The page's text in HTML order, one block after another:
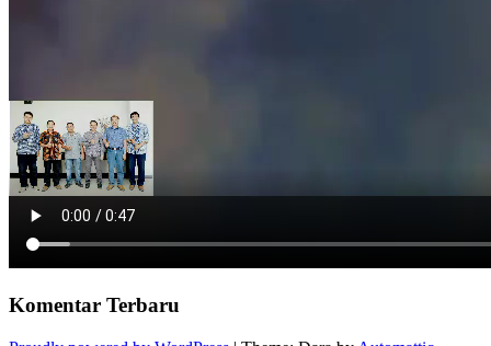
Komentar Terbaru